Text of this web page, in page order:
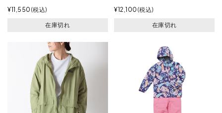
¥11,550 税込
在庫切れ
¥12,100 税込
在庫切れ